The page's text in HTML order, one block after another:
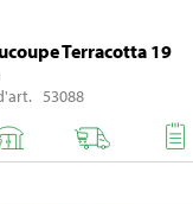
Terracotta 19
53088